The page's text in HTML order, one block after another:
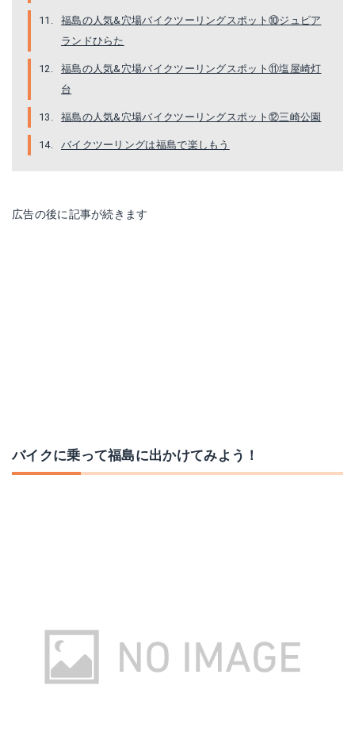
福島の人気&穴場バイクツーリングスポット⑩ジュピア
ランドひらた
福島の人気&穴場バイクツーリングスポット⑪塩屋崎灯
台
福島の人気&穴場バイクツーリングスポット⑫三崎公園
バイクツーリングは福島で楽しもう
広告の後に記事が続きます
バイクに乗って福島に出かけてみよう！